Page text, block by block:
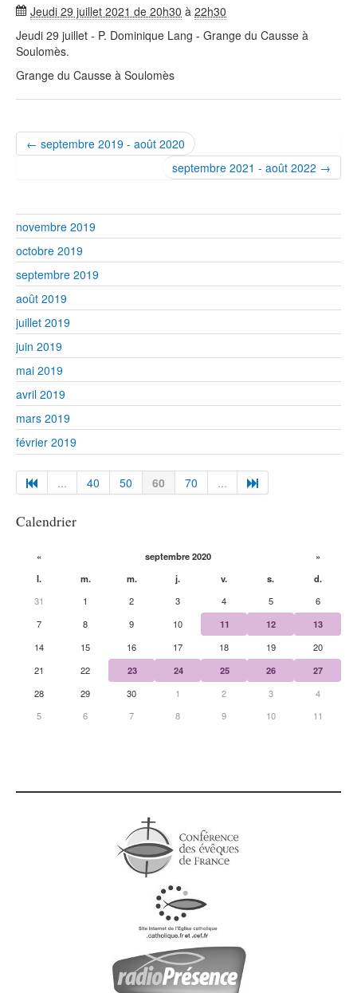
Jeudi 29 juillet 2021 de 20h30 à 22h30
Jeudi 29 juillet - P. Dominique Lang - Grange du Causse à
Soulomès.
Grange du Causse à Soulomès
← septembre 2019 - août 2020
septembre 2021 - août 2022 →
novembre 2019
octobre 2019
septembre 2019
août 2019
juillet 2019
juin 2019
mai 2019
avril 2019
mars 2019
février 2019
... 40 50 60 70 ...
Calendrier
« septembre 2020
»
l.
m. m. j. v. s.
d.
31
1 2 3 4 5
6
7
8 9 10 11 12
13
14
15 16 17 18 19
20
21
22 23 24 25 26
27
28
29 30 1 2 3
4
5
6 7 8 9 10 11